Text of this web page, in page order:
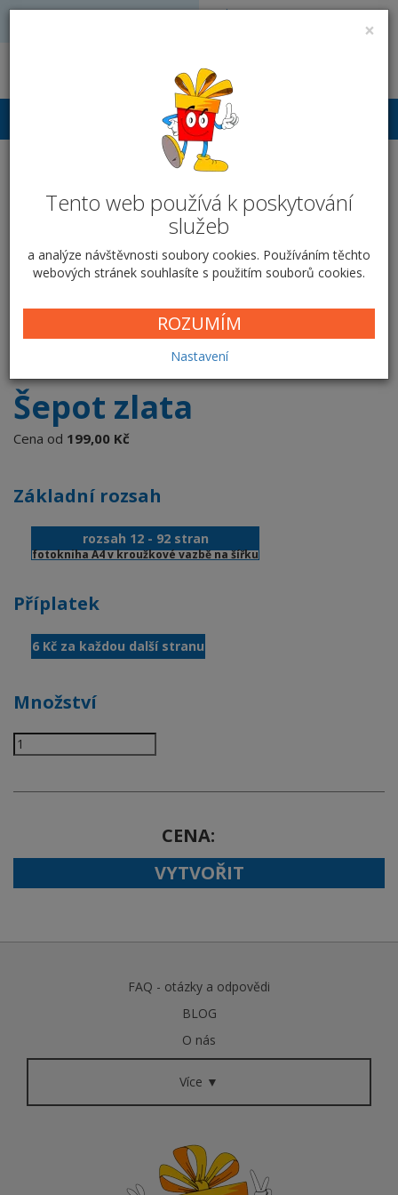
×
Tento web používá k poskytování
služeb
a analýze návštěvnosti soubory cookies. Používáním těchto
webových stránek souhlasíte s použitím souborů cookies.
ROZUMÍM
Nastavení
Volejte: 728 051 909
Přihlášení
Fotokniha kroužková A4 -
na šířku - Šepot zlata
zlata
Parametry fotoknihy
Šepot zlata
Cena od 199,00 Kč
Základní rozsah
rozsah 12 - 92 stran
fotokniha A4 v kroužkové vazbě na šířku
Příplatek
6 Kč za každou další stranu
Množství
CENA
VYTVOŘIT
FAQ - otázky a odpovědi
BLOG
O nás
Více ▼